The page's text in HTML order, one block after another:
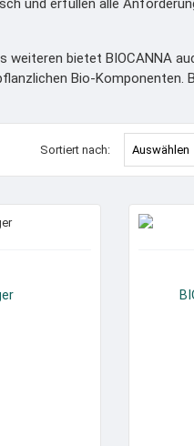
bietet BIOCANNA
Bio-Komponenten.
Sortiert nach: Auswählen